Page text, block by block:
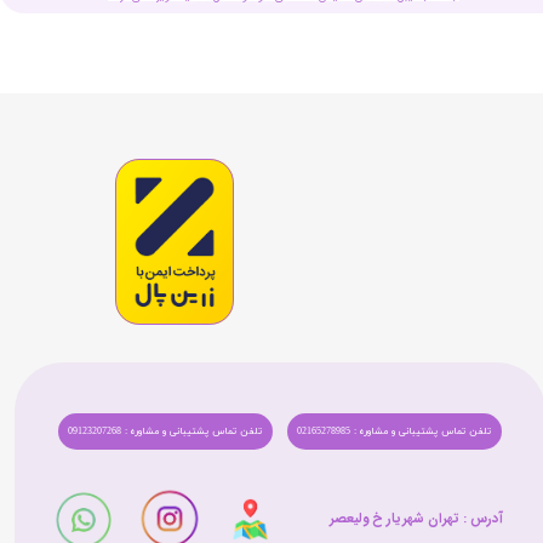
تلفن تماس پشتیبانی و مشاوره : 09123207268 تلفن تماس پشتیبانی و مشاوره : 02165278985
آدرس : تهران شهریار خ ولیعصر​​​​​​​